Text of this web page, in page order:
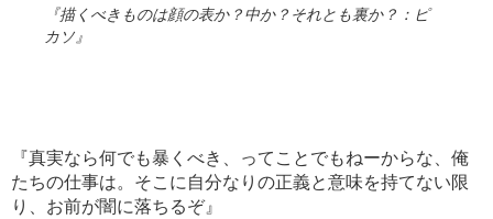
『描くべきものは顔の表か？中か？それとも裏か？：ピ
カソ』
『真実なら何でも暴くべき、ってことでもねーからな、俺
たちの仕事は。そこに自分なりの正義と意味を持てない限
り、お前が闇に落ちるぞ』